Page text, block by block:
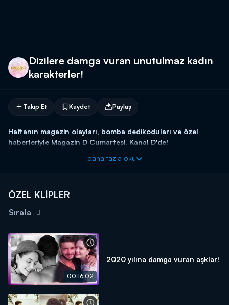
Dizilere damga vuran unutulmaz kadın
karakterler!
Takip Et Kaydet Paylaş
Haftanın magazin olayları, bomba dedikoduları ve özel
haberleriyle Magazin D Cumartesi, Kanal D'de!
daha fazla oku
ÖZEL KLİPLER
Sırala
00:16:02
2020 yılına damga vuran aşklar!